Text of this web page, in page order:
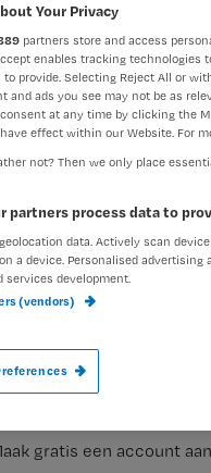
Wil je dit
gratis een account
Vandaag
meer aandacht
behandelingen
Your Privacy
partners store and access
enables tracking technologies
to provide. Selecting Reject All or
and ads you see may not be as
at any time by clicking the
effect within our Website. For
not? Then we only place
partners process data to
data. Actively scan
a device. Personalised
services development.
(vendors)